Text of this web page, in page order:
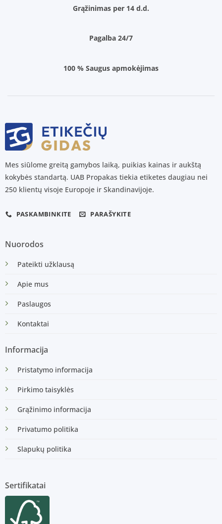
Grąžinimas per 14 d.d.
Pagalba 24/7
100 % Saugus apmokėjimas
Mes siūlome greitą gamybos laiką, puikias kainas ir aukštą
kokybės standartą. UAB Propakas tiekia etiketes daugiau nei
250 klientų visoje Europoje ir Skandinavijoje.
PASKAMBINKITE PARAŠYKITE
Nuorodos
Pateikti užklausą
Apie mus
Paslaugos
Kontaktai
Informacija
Pristatymo informacija
Pirkimo taisyklės
Grąžinimo informacija
Privatumo politika
Slapukų politika
Sertifikatai